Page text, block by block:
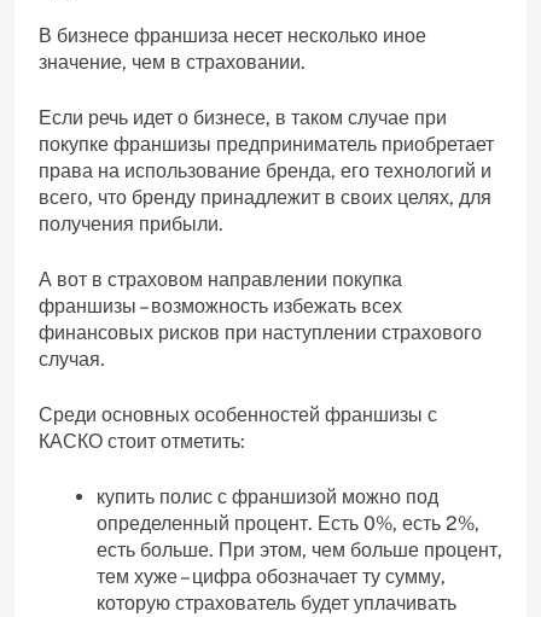
В бизнесе франшиза несет несколько иное
значение, чем в страховании.
Если речь идет о бизнесе, в таком случае при
покупке франшизы предприниматель приобретает
права на использование бренда, его технологий и
всего, что бренду принадлежит в своих целях, для
получения прибыли.
А вот в страховом направлении покупка
франшизы – возможность избежать всех
финансовых рисков при наступлении страхового
случая.
Среди основных особенностей франшизы с
КАСКО стоит отметить:
купить полис с франшизой можно под
определенный процент. Есть 0%, есть 2%,
есть больше. При этом, чем больше процент,
тем хуже – цифра обозначает ту сумму,
которую страхователь будет уплачивать